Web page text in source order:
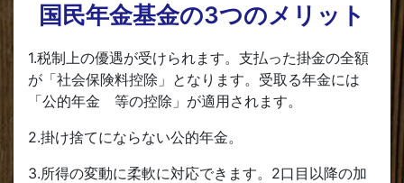
国民年金基金の3つのメリット
1.税制上の優遇が受けられます。支払った掛金の全額
が「社会保険料控除」となります。受取る年金には
「公的年金 等の控除」が適用されます。
2.掛け捨てにならない公的年金。
3.所得の変動に柔軟に対応できます。2口目以降の加